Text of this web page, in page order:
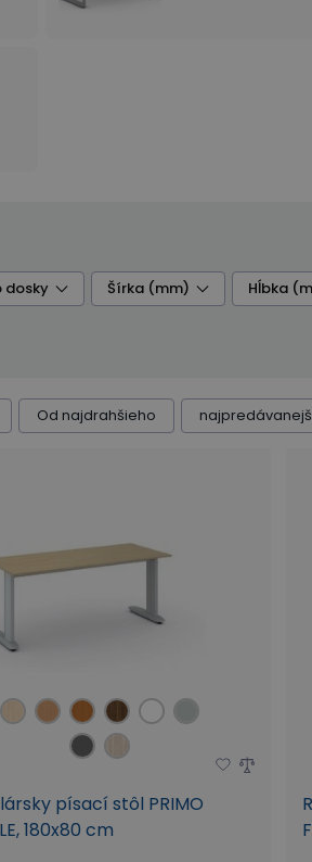
dosky Šírka (mm) Hĺbka
Od najdrahšieho
písací stôl PRIMO
180x80 cm